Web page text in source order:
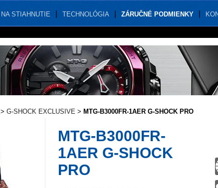
NA STIAHNUTIE TECHNOLÓGIA ZÁRUČNÉ PODMIENKY
> G-SHOCK EXCLUSIVE > MTG-B3000FR-1AER G-SHOCK PRO
MTG-B3000FR-
1AER G-SHOCK
PRO